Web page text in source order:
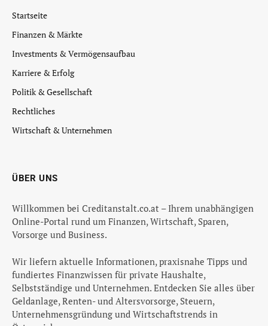
Startseite
Finanzen & Märkte
Investments & Vermögensaufbau
Karriere & Erfolg
Politik & Gesellschaft
Rechtliches
Wirtschaft & Unternehmen
ÜBER UNS
Willkommen bei Creditanstalt.co.at – Ihrem unabhängigen
Online-Portal rund um Finanzen, Wirtschaft, Sparen,
Vorsorge und Business.
Wir liefern aktuelle Informationen, praxisnahe Tipps und
fundiertes Finanzwissen für private Haushalte,
Selbstständige und Unternehmen. Entdecken Sie alles über
Geldanlage, Renten- und Altersvorsorge, Steuern,
Unternehmensgründung und Wirtschaftstrends in